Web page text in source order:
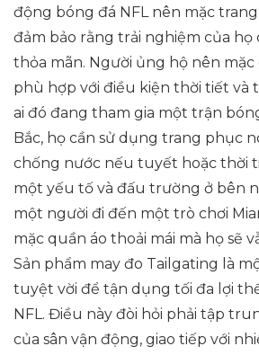
động bóng đá NFL nên mặc
đảm bảo rằng trải nghiệm của họ
thỏa mãn. Người ủng hộ nên
phù hợp với điều kiện thời tiết và
ai đó đang tham gia một trận
Bắc, họ cần sử dụng trang phục
chống nước nếu tuyết hoặc thời
một yếu tố và đấu trường ở bên
một người đi đến một trò chơi
mặc quần áo thoải mái mà họ sẽ
Sản phẩm may đo Tailgating là
tuyệt vời để tận dụng tối đa lợi
NFL. Điều này đòi hỏi phải tập
của sân vận động, giao tiếp với